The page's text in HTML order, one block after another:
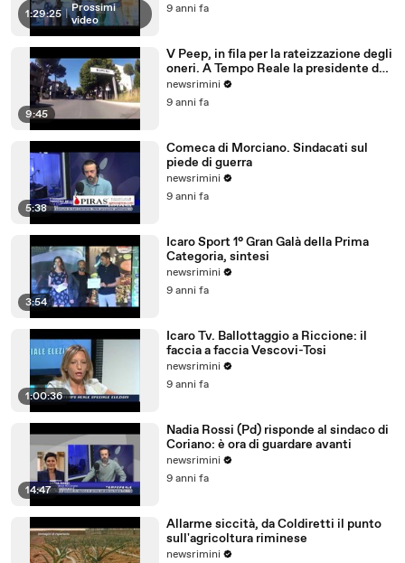
1:29:25 | Prossimi
video
9 anni fa
9:45
V Peep, in fila per la rateizzazione degli
oneri. A Tempo Reale la presidente del
Comitato
newsrimini
9 anni fa
5:38
Comeca di Morciano. Sindacati sul
piede di guerra
newsrimini
9 anni fa
3:54
Icaro Sport 1° Gran Galà della Prima
Categoria, sintesi
newsrimini
9 anni fa
1:00:36
Icaro Tv. Ballottaggio a Riccione: il
faccia a faccia Vescovi-Tosi
newsrimini
9 anni fa
14:47
Nadia Rossi (Pd) risponde al sindaco di
Coriano: è ora di guardare avanti
newsrimini
9 anni fa
Allarme siccità, da Coldiretti il punto
sull'agricoltura riminese
newsrimini